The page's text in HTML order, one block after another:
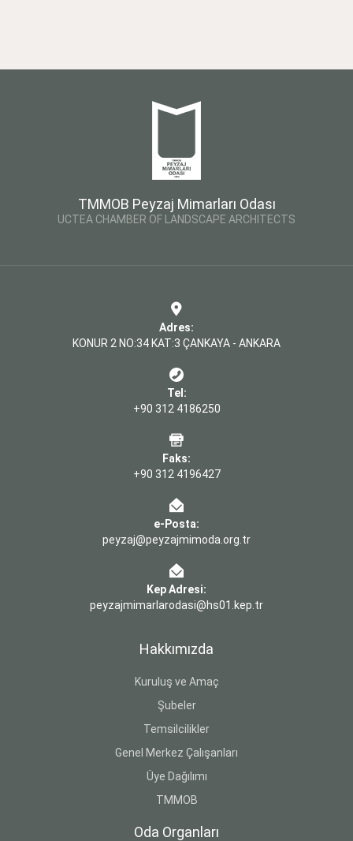
TMMOB Peyzaj Mimarları Odası
UCTEA CHAMBER OF LANDSCAPE ARCHITECTS
Adres:
KONUR 2 NO:34 KAT:3 ÇANKAYA - ANKARA
Tel:
+90 312 4186250
Faks:
+90 312 4196427
e-Posta:
peyzaj@peyzajmimoda.org.tr
Kep Adresi:
peyzajmimarlarodasi@hs01.kep.tr
Hakkımızda
Kuruluş ve Amaç
Şubeler
Temsilcilikler
Genel Merkez Çalışanları
Üye Dağılımı
TMMOB
Oda Organları